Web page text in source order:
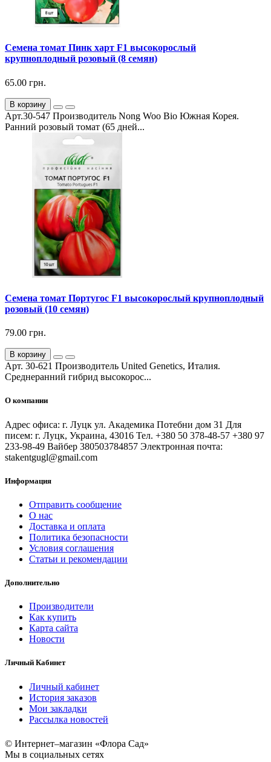
Семена томат Пинк харт F1 высокорослый
крупноплодный розовый (8 семян)
65.00 грн.
В корзину
Арт.30-547 Производитель Nong Woo Bio Южная Корея.
Ранний розовый томат (65 дней...
Семена томат Португос F1 высокорослый крупноплодный
розовый (10 семян)
79.00 грн.
В корзину
Арт. 30-621 Производитель United Genetics, Италия.
Среднеранний гибрид высокорос...
О компании
Адрес офиса: г. Луцк ул. Академика Потебни дом 31 Для
писем: г. Луцк, Украина, 43016 Тел. +380 50 378-48-57 +380 97
233-98-49 Вайбер 380503784857 Электронная почта:
stakentgugl@gmail.com
Информация
Отправить сообщение
О нас
Доставка и оплата
Политика безопасности
Условия соглашения
Статьи и рекомендации
Дополнительно
Производители
Как купить
Карта сайта
Новости
Личный Кабинет
Личный кабинет
История заказов
Мои закладки
Рассылка новостей
© Интернет–магазин «Флора Сад»
Мы в социальных сетях